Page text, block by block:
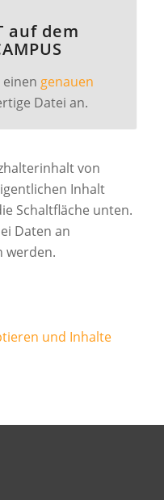
auf dem
genauen
Datei an.
von
Inhalt
Schaltfläche unten.
Daten an
werden.
und Inhalte